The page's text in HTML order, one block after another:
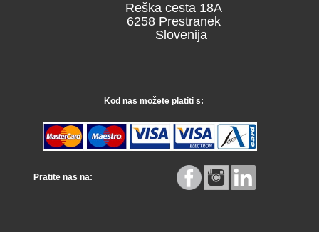
Reška cesta 18A
6258 Prestranek
Slovenija
Kod nas možete platiti s:
Pratite nas na: